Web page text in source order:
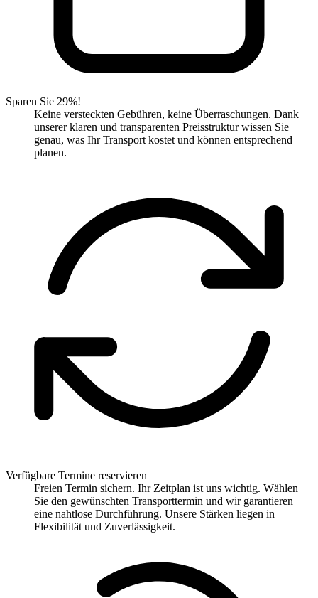
Sparen Sie 29%!
Keine versteckten Gebühren, keine Überraschungen. Dank
unserer klaren und transparenten Preisstruktur wissen Sie
genau, was Ihr Transport kostet und können entsprechend
planen.
Verfügbare Termine reservieren
Freien Termin sichern. Ihr Zeitplan ist uns wichtig. Wählen
Sie den gewünschten Transporttermin und wir garantieren
eine nahtlose Durchführung. Unsere Stärken liegen in
Flexibilität und Zuverlässigkeit.